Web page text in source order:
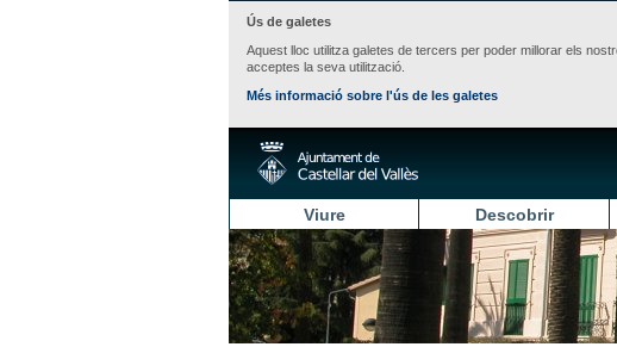
Ús de galetes
Aquest lloc utilitza galetes de tercers per poder millorar els
acceptes la seva utilització.
Més informació sobre l'ús de les galetes
Viure Descobrir